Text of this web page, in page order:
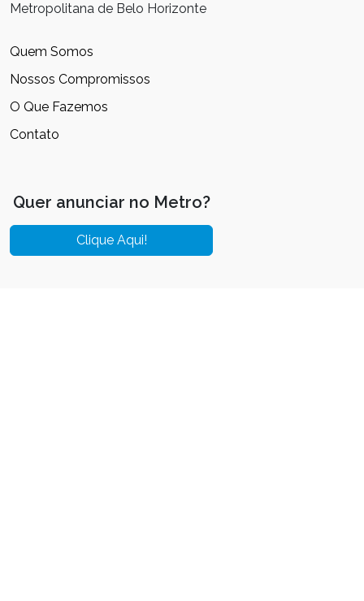
Metropolitana de Belo Horizonte
Quem Somos
Nossos Compromissos
O Que Fazemos
Contato
Quer anunciar no Metro?
Clique Aqui!